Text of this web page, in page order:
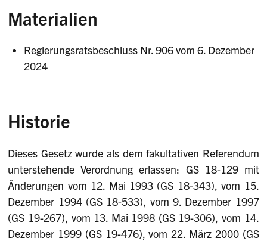
Materialien
Regierungsratsbeschluss Nr. 906 vom 6. Dezember
2024
Historie
Dieses Gesetz wurde als dem fakultativen Referendum
unterstehende Verordnung erlassen: GS 18-129 mit
Änderungen vom 12. Mai 1993 (GS 18-343), vom 15.
Dezember 1994 (GS 18-533), vom 9. Dezember 1997
(GS 19-267), vom 13. Mai 1998 (GS 19-306), vom 14.
Dezember 1999 (GS 19-476), vom 22. März 2000 (GS